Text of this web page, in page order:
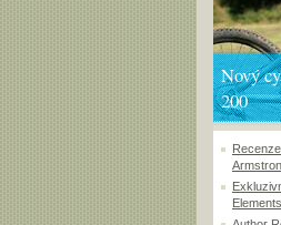
Nový
200